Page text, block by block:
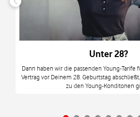
Unter 28?
Dann haben wir die passenden Young-Tarife
Vertrag vor Deinem 28. Geburtstag
zu den Young-Konditonen